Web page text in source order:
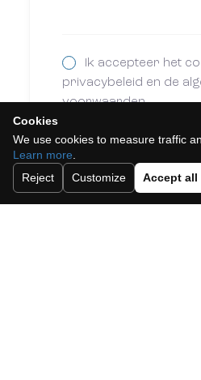
Ik accepteer het
privacybeleid en de
voorwaarden.
Abonneer u op
Cookies
We use cookies to measure traffic
Learn more
Reject
Customize Accept all